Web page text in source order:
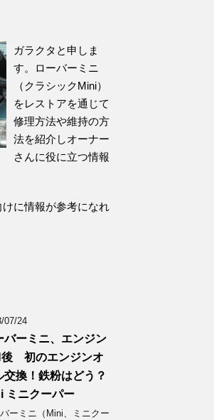
ガラクタと申しま
す。ローバーミニ
（クラシックMini）
をレストアを通じて
修理方法や維持の方
法を紹介しオーナー
さんに役に立つ情報
に情報が参考になれ
07/24
バーミニ、エンジン
後 初のエンジンオ
交換！鉄粉はどう？
ミニクーパー
ーミニ（Mini、ミニクー